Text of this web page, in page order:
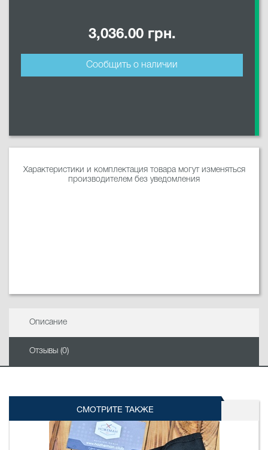
3,036.00 грн.
Сообщить о наличии
Характеристики и комплектация товара могут изменяться
производителем без уведомления
Описание
Отзывы (0)
СМОТРИТЕ ТАКЖЕ